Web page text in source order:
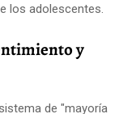
los adolescentes.
y
de "mayoría